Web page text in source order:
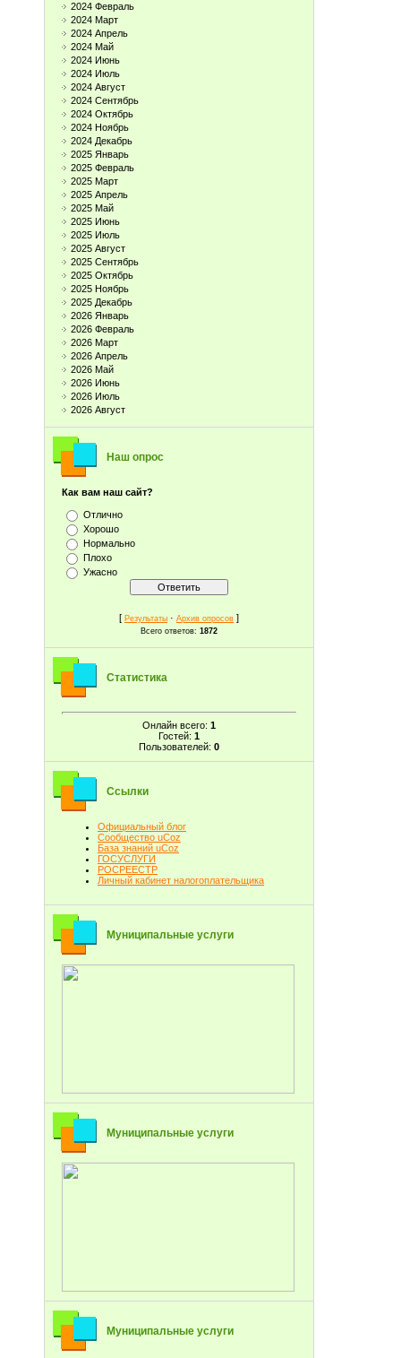
2024 Февраль
2024 Март
2024 Апрель
2024 Май
2024 Июнь
2024 Июль
2024 Август
2024 Сентябрь
2024 Октябрь
2024 Ноябрь
2024 Декабрь
2025 Январь
2025 Февраль
2025 Март
2025 Апрель
2025 Май
2025 Июнь
2025 Июль
2025 Август
2025 Сентябрь
2025 Октябрь
2025 Ноябрь
2025 Декабрь
2026 Январь
2026 Февраль
2026 Март
2026 Апрель
2026 Май
2026 Июнь
2026 Июль
2026 Август
Наш опрос
Как вам наш сайт?
Отлично
Хорошо
Нормально
Плохо
Ужасно
[ Результаты · Архив опросов ]
Всего ответов: 1872
Статистика
Онлайн всего: 1
Гостей: 1
Пользователей: 0
Ссылки
Официальный блог
Сообщество uCoz
База знаний uCoz
ГОСУСЛУГИ
РОСРЕЕСТР
Личный кабинет налогоплательщика
Муниципальные услуги
Муниципальные услуги
Муниципальные услуги